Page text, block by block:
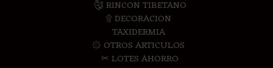
༃ RINCON TIBETANO
۩ DECORACION
TAXIDERMIA
۞ OTROS ARTICULOS
✂ LOTES AHORRO